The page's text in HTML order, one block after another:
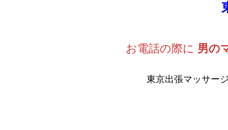
お電話の際に 男の
東京出張マッサー